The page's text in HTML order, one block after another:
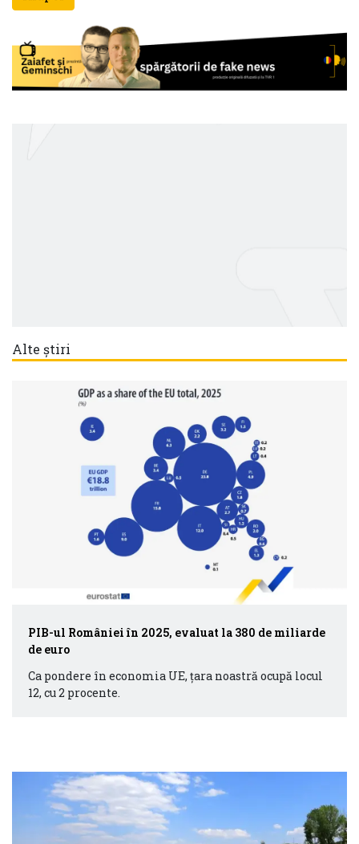
Alte știri
PIB-ul României în 2025, evaluat la 380 de miliarde
de euro
Ca pondere în economia UE, țara noastră ocupă locul
12, cu 2 procente.